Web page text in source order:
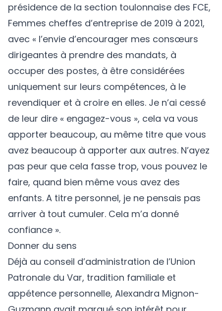
présidence de la section toulonnaise des FCE,
Femmes cheffes d’entreprise de 2019 à 2021,
avec « l’envie d’encourager mes consœurs
dirigeantes à prendre des mandats, à
occuper des postes, à être considérées
uniquement sur leurs compétences, à le
revendiquer et à croire en elles. Je n’ai cessé
de leur dire « engagez-vous », cela va vous
apporter beaucoup, au même titre que vous
avez beaucoup à apporter aux autres. N’ayez
pas peur que cela fasse trop, vous pouvez le
faire, quand bien même vous avez des
enfants. A titre personnel, je ne pensais pas
arriver à tout cumuler. Cela m’a donné
confiance ».
Donner du sens
Déjà au conseil d’administration de l’Union
Patronale du Var, tradition familiale et
appétence personnelle, Alexandra Mignon-